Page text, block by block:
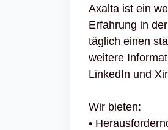
Axalta ist ein
Erfahrung in
täglich einen
weitere
LinkedIn und
Wir bieten:
•